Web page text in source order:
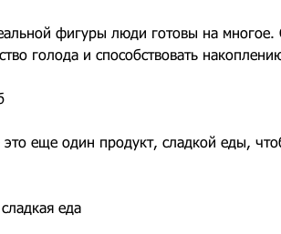
фигуры люди готовы на
голода и способствовать
еще один продукт, сладкой еды,
еда